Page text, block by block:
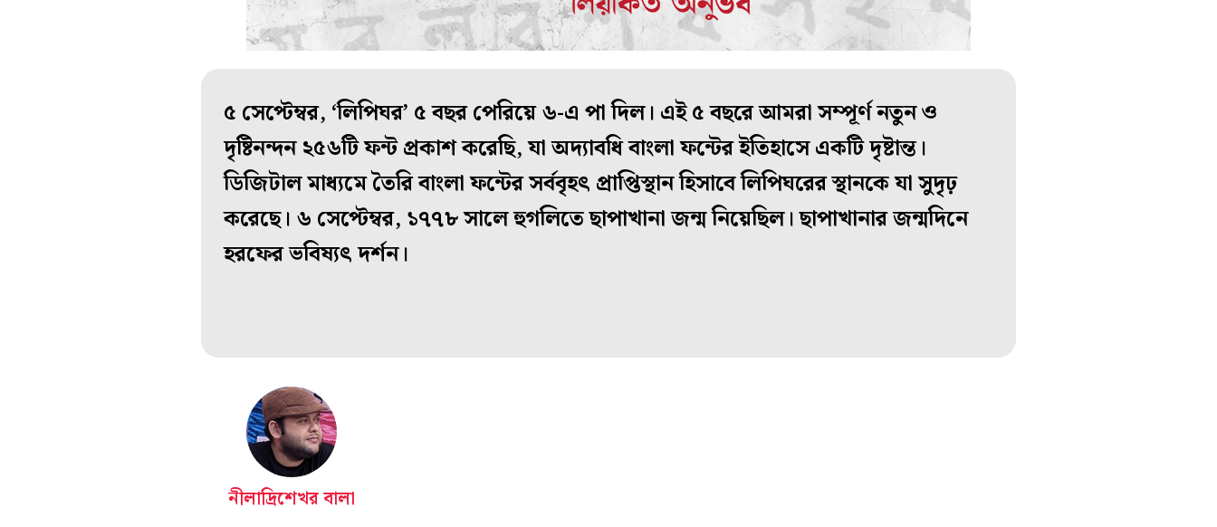
৫ সেপ্টেম্বর, ‘লিপিঘর’ ৫ বছর পেরিয়ে ৬-এ পা দিল। এই ৫ বছরে আমরা সম্পূর্ণ নতুন ও
দৃষ্টিনন্দন ২৫৬টি ফন্ট প্রকাশ করেছি, যা অদ্যাবধি বাংলা ফন্টের ইতিহাসে একটি দৃষ্টান্ত।
ডিজিটাল মাধ্যমে তৈরি বাংলা ফন্টের সর্ববৃহৎ প্রাপ্তিস্থান হিসাবে লিপিঘরের স্থানকে যা সুদৃঢ়
করেছে। ৬ সেপ্টেম্বর, ১৭৭৮ সালে হুগলিতে ছাপাখানা জন্ম নিয়েছিল। ছাপাখানার জন্মদিনে
হরফের ভবিষ্যৎ দর্শন।
নীলাদ্রিশেখর বালা